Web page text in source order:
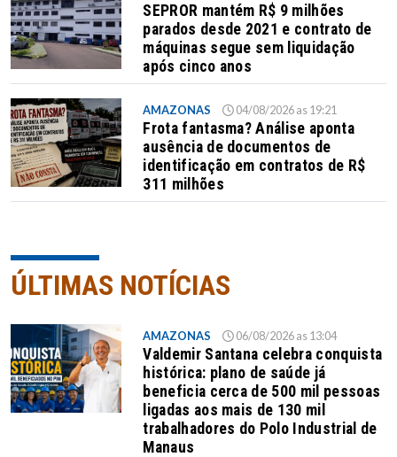
SEPROR mantém R$ 9 milhões
parados desde 2021 e contrato de
máquinas segue sem liquidação
após cinco anos
AMAZONAS 04/08/2026 as 19:21
Frota fantasma? Análise aponta
ausência de documentos de
identificação em contratos de R$
311 milhões
ÚLTIMAS NOTÍCIAS
AMAZONAS 06/08/2026 as 13:04
Valdemir Santana celebra conquista
histórica: plano de saúde já
beneficia cerca de 500 mil pessoas
ligadas aos mais de 130 mil
trabalhadores do Polo Industrial de
Manaus